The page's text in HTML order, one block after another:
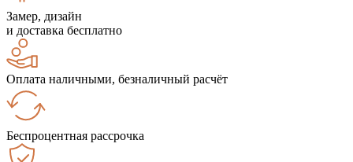
Замер, дизайн
и доставка бесплатно
Оплата наличными, безналичный расчёт
Беспроцентная рассрочка